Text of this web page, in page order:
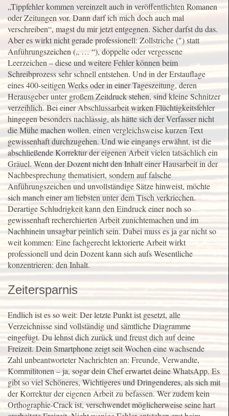
„Tippfehler kommen vereinzelt auch in veröffentlichten Romanen
oder Zeitungen vor. Dann darf ich mich doch auch mal
verschreiben“, magst du mir jetzt entgegnen. Sicher darfst du das.
Aber es wirkt nicht gerade professionell: Zollstriche (″) statt
Anführungszeichen („ … “), doppelte oder vergessene
Leerzeichen – diese und weitere Fehler können beim
Schreibprozess sehr schnell entstehen. Und in der Erstauflage
eines 400-seitigen Werks oder in einer Tageszeitung, deren
Herausgeber unter großem Zeitdruck stehen, sind kleine Schnitzer
verzeihlich. Bei einer Abschlussarbeit wirken Flüchtigkeitsfehler
hingegen besonders nachlässig, als hätte sich der Verfasser nicht
die Mühe machen wollen, einen vergleichsweise kurzen Text
gewissenhaft durchzugehen. Und wie eingangs erwähnt, ist die
abschließende Korrektur der eigenen Arbeit vielen tatsächlich ein
Gräuel. Wenn der Dozent nicht den Inhalt einer Hausarbeit in der
Nachbesprechung thematisiert, sondern auf falsche
Anführungszeichen und unvollständige Sätze hinweist, möchte
sich manch einer am liebsten unter dem Tisch verkriechen.
Derartige Schludrigkeit kann den Eindruck einer noch so
gewissenhaft recherchierten Arbeit zunichtemachen und im
Nachhinein unsagbar peinlich sein. Dabei muss es ja gar nicht so
weit kommen: Eine fachgerecht lektorierte Arbeit wirkt
professionell und dein Dozent kann sich aufs Wesentliche
konzentrieren: den Inhalt.
Zeitersparnis
Endlich ist es so weit: Der letzte Punkt ist gesetzt, alle
Verzeichnisse sind vollständig und sämtliche Diagramme
eingefügt. Du lehnst dich zurück und freust dich auf deine
Freizeit. Dein Smartphone zeigt seit Wochen eine wachsende
Zahl unbeantworteter Nachrichten an: Freunde, Verwandte,
Kommilitonen – ja, sogar dein Chef erwartet deine WhatsApp. Es
gibt so viel Schöneres, Wichtigeres und Dringenderes, als sich mit
der Korrektur der eigenen Arbeit zu befassen. Wer zudem kein
Orthographie-Crack ist, verschwendet möglicherweise seine hart